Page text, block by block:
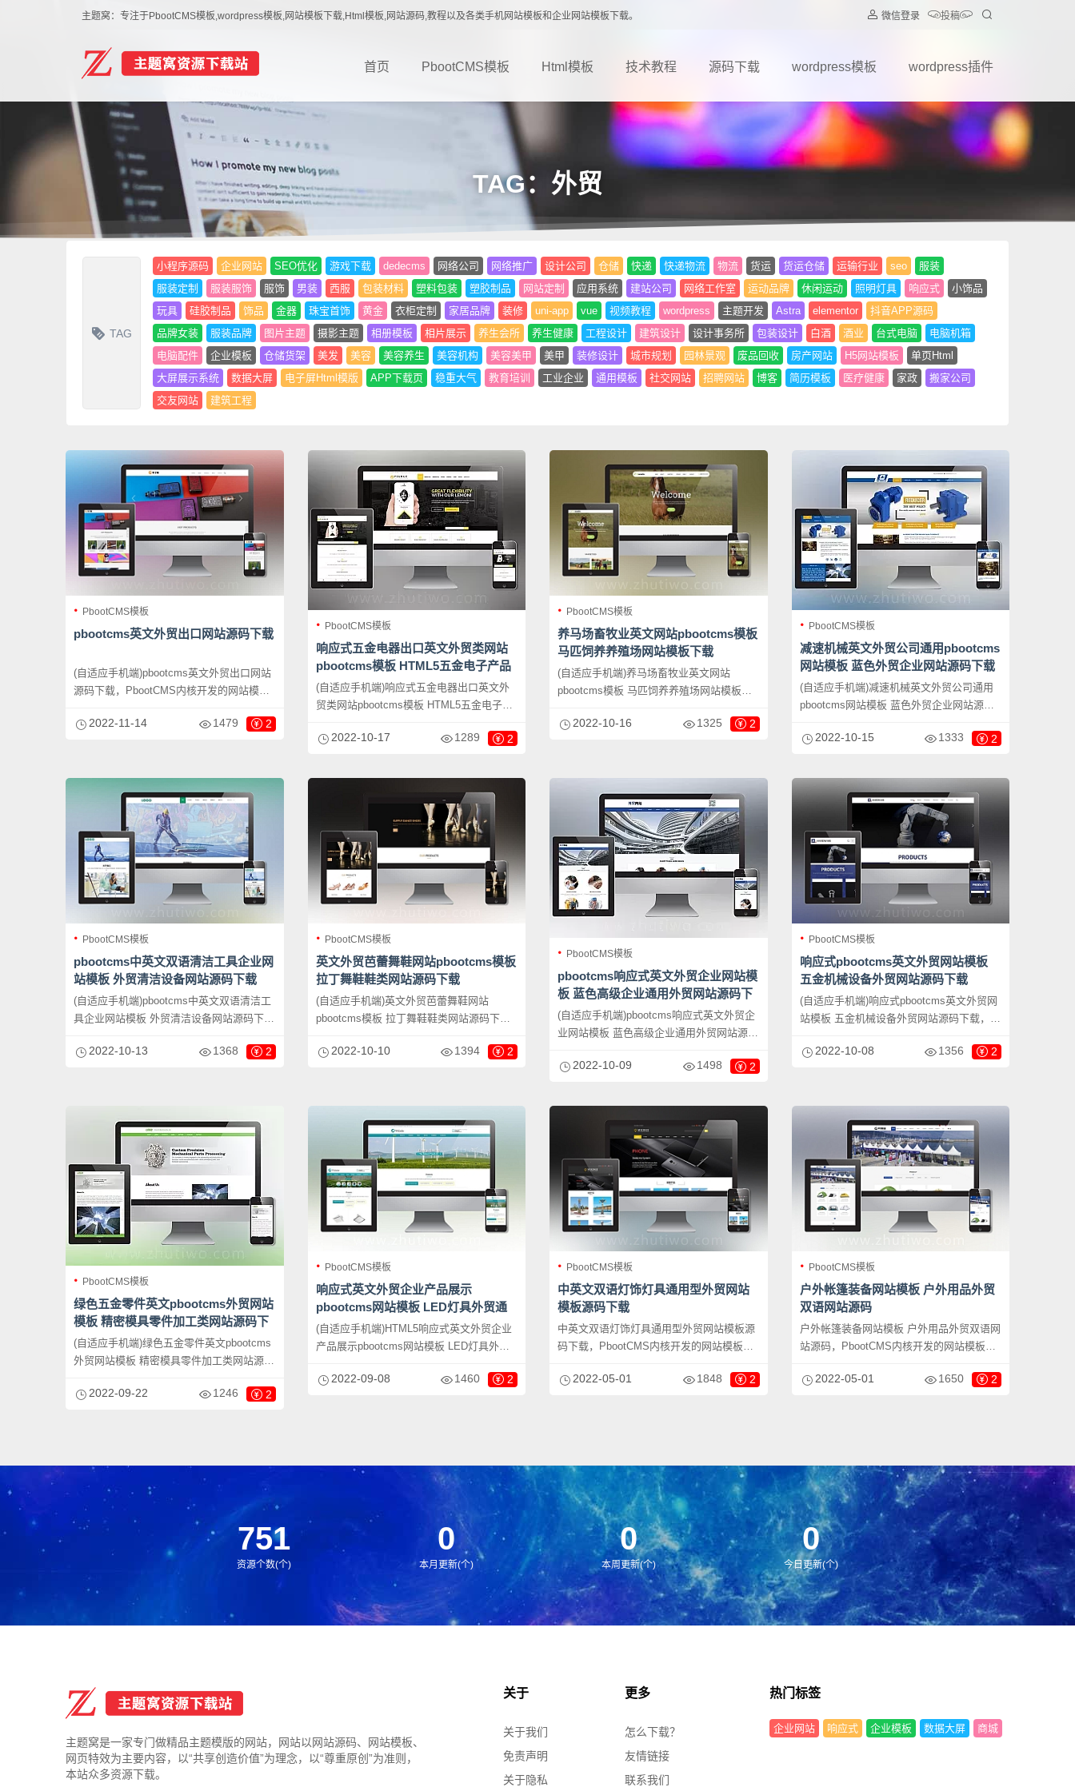
主题窝：专注于PbootCMS模板,wordpress模板,网站模板下载,Html模板,网站源码,教程以及各类手机网站模板和企业网站模板下载。 微信登录 投稿
首页 PbootCMS模板 Html模板 技术教程 源码下载 wordpress模板 wordpress插件
TAG：外贸
TAG
小程序源码 企业网站 SEO优化 游戏下载 dedecms 网络公司 网络推广 设计公司 仓储 快递 快递物流 物流 货运 货运仓储 运输行业 seo
服装
服装定制
服装服饰 服饰 男装 西服 包装材料 塑料包装 塑胶制品 网站定制 应用系统 建站公司 网络工作室 运动品牌 休闲运动 照明灯具 响应式
小饰品
玩具
硅胶制品 饰品 金器 珠宝首饰 黄金 衣柜定制 家居品牌 装修 uni-app vue 视频教程 wordpress 主题开发 Astra elementor
抖音APP源码
品牌女装
服装品牌 图片主题 摄影主题 相册模板 相片展示 养生会所 养生健康 工程设计 建筑设计 设计事务所 包装设计 白酒 酒业 台式电脑
电脑机箱
电脑配件
企业模板 仓储货架 美发 美容 美容养生 美容机构 美容美甲 美甲 装修设计 城市规划 园林景观 废品回收 房产网站 H5网站模板
单页Html
大屏展示系统
数据大屏 电子屏Html模版 APP下载页 稳重大气 教育培训 工业企业 通用模板 社交网站 招聘网站 博客 简历模板 医疗健康 家政
搬家公司
交友网站
建筑工程
PbootCMS模板
pbootcms英文外贸出口网站源码下载
(自适应手机端)pbootcms英文外贸出口网站
源码下载，PbootCMS内核开发的网站模
然其他行业也可以做，只需要把文字图片换
2022-11-14 1479 2
PbootCMS模板
响应式五金电器出口英文外贸类网站
pbootcms模板 HTML5五金电子产品
外贸网站源码下载
(自适应手机端)响应式五金电器出口英文外
贸类网站pbootcms模板 HTML5五金电子产
的网站模板，该模板适用于五金外贸网站、
可以做，只需要把文字图片换成其他行业的
2022-10-17 1289 2
PbootCMS模板
养马场畜牧业英文网站pbootcms模板
马匹饲养养殖场网站模板下载
(自适应手机端)养马场畜牧业英文网站
pbootcms模板 马匹饲养养殖场网站模板下
板适用于畜牧业网站、马匹饲养网站、英文
2022-10-16 1325 2
PbootCMS模板
减速机械英文外贸公司通用pbootcms
网站模板 蓝色外贸企业网站源码下载
(自适应手机端)减速机械英文外贸公司通用
pbootcms网站模板 蓝色外贸企业网站源码
模板适用于英文外贸网站、机械设备网站等
字图片换成其他行业的即可；
2022-10-15 1333 2
PbootCMS模板
pbootcms中英文双语清洁工具企业网
站模板 外贸清洁设备网站源码下载
(自适应手机端)pbootcms中英文双语清洁工
具企业网站模板 外贸清洁设备网站源码下
板适用于中英文双语网站、清洁设备网站等
2022-10-13 1368 2
PbootCMS模板
英文外贸芭蕾舞鞋网站pbootcms模板
拉丁舞鞋鞋类网站源码下载
(自适应手机端)英文外贸芭蕾舞鞋网站
pbootcms模板 拉丁舞鞋鞋类网站源码下
板适用于鞋子鞋类网站、外贸网站等企业，
2022-10-10 1394 2
PbootCMS模板
pbootcms响应式英文外贸企业网站模
板 蓝色高级企业通用外贸网站源码下
载
(自适应手机端)pbootcms响应式英文外贸企
业网站模板 蓝色高级企业通用外贸网站源码
模板适教育培训机构网站、小学学校网站等
字图片换成其他行业的即可；
2022-10-09 1498 2
PbootCMS模板
响应式pbootcms英文外贸网站模板
五金机械设备外贸网站源码下载
(自适应手机端)响应式pbootcms英文外贸网
站模板 五金机械设备外贸网站源码下载，
用于外贸网站、五金机械外贸网站等企业，
2022-10-08 1356 2
PbootCMS模板
绿色五金零件英文pbootcms外贸网站
模板 精密模具零件加工类网站源码下
载
(自适应手机端)绿色五金零件英文pbootcms
外贸网站模板 精密模具零件加工类网站源码
模板适用于英文外贸网站模板、五金零件网
2022-09-22 1246 2
PbootCMS模板
响应式英文外贸企业产品展示
pbootcms网站模板 LED灯具外贸通
用网站源码下载
(自适应手机端)HTML5响应式英文外贸企业
产品展示pbootcms网站模板 LED灯具外贸
网站模板，该模板适用于外贸网站模板、外
2022-09-08 1460 2
PbootCMS模板
中英文双语灯饰灯具通用型外贸网站
模板源码下载
中英文双语灯饰灯具通用型外贸网站模板源
码下载，PbootCMS内核开发的网站模板，
具网站等企业，当然其他行业也可以做，只
2022-05-01 1848 2
PbootCMS模板
户外帐篷装备网站模板 户外用品外贸
双语网站源码
户外帐篷装备网站模板 户外用品外贸双语网
站源码，PbootCMS内核开发的网站模板，
站等企业，当然其他行业也可以做，只需要
2022-05-01 1650 2
751
资源个数(个)
0
本月更新(个)
0
本周更新(个)
0
今日更新(个)
主题窝是一家专门做精品主题模版的网站，网站以网站源码、网站模板、
网页特效为主要内容，以“共享创造价值”为理念，以“尊重原创”为准则，
本站众多资源下载。
关于
关于我们
免责声明
关于隐私
更多
怎么下载？
友情链接
联系我们
热门标签
企业网站 响应式 企业模板 数据大屏 商城